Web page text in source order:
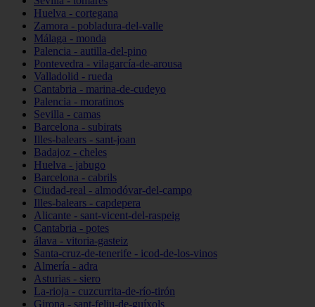
Huelva - cortegana
Zamora - pobladura-del-valle
Málaga - monda
Palencia - autilla-del-pino
Pontevedra - vilagarcía-de-arousa
Valladolid - rueda
Cantabria - marina-de-cudeyo
Palencia - moratinos
Sevilla - camas
Barcelona - subirats
Illes-balears - sant-joan
Badajoz - cheles
Huelva - jabugo
Barcelona - cabrils
Ciudad-real - almodóvar-del-campo
Illes-balears - capdepera
Alicante - sant-vicent-del-raspeig
Cantabria - potes
álava - vitoria-gasteiz
Santa-cruz-de-tenerife - icod-de-los-vinos
Almería - adra
Asturias - siero
La-rioja - cuzcurrita-de-río-tirón
Girona - sant-feliu-de-guíxols